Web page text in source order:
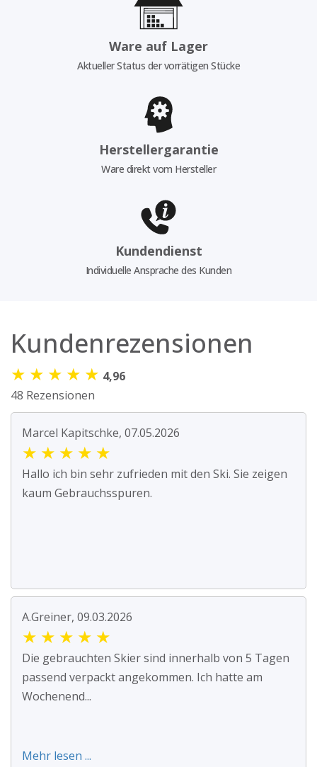
Ware auf Lager
Aktueller Status der vorrätigen Stücke
Herstellergarantie
Ware direkt vom Hersteller
Kundendienst
Individuelle Ansprache des Kunden
Kundenrezensionen
★ ★ ★ ★ ★ 4,96
48 Rezensionen
Marcel Kapitschke, 07.05.2026
★ ★ ★ ★ ★
Hallo ich bin sehr zufrieden mit den Ski. Sie zeigen
kaum Gebrauchsspuren.
A.Greiner, 09.03.2026
★ ★ ★ ★ ★
Die gebrauchten Skier sind innerhalb von 5 Tagen
passend verpackt angekommen. Ich hatte am
Wochenend...
Mehr lesen ...